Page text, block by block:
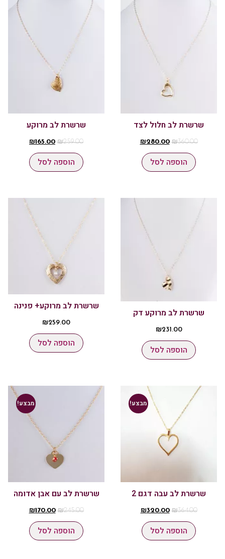
שרשרת לב חלול לצד
₪360.00
₪280.00
הוספה לסל
שרשרת לב מרוקע
₪259.00
₪165.00
הוספה לסל
שרשרת לב מרוקע דק
₪231.00
הוספה לסל
שרשרת לב מרוקע+ פנינה
₪259.00
הוספה לסל
מבצע!
שרשרת לב עבה דגם 2
₪364.00
₪320.00
הוספה לסל
מבצע!
שרשרת לב עם אבן אדומה
₪245.00
₪170.00
הוספה לסל